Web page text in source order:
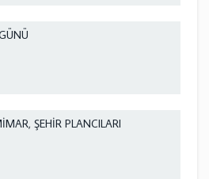
ŞEHİR PLANCILARI